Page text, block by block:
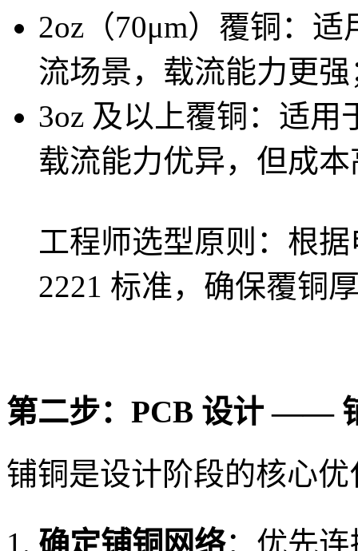
2oz（70μm）覆铜：
流场景，载流能力更强
3oz 及以上覆铜：适
载流能力优异，但成
工程师选型原则：根
2221 标准，确保覆铜
第二步：PCB 设计 ——
铺铜是设计阶段的核心
确定铺铜网络：优先